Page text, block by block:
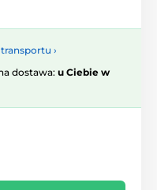
›
dostawa: u Ciebie w